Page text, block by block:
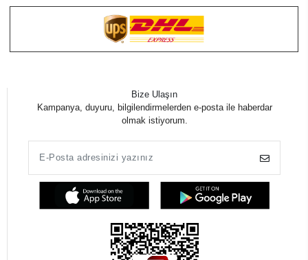
Bize Ulaşın
Kampanya, duyuru, bilgilendirmelerden e-posta ile haberdar
olmak istiyorum.